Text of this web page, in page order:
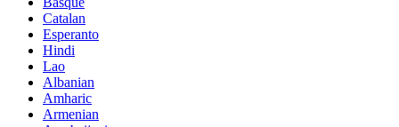
Catalan
Esperanto
Hindi
Lao
Albanian
Amharic
Armenian